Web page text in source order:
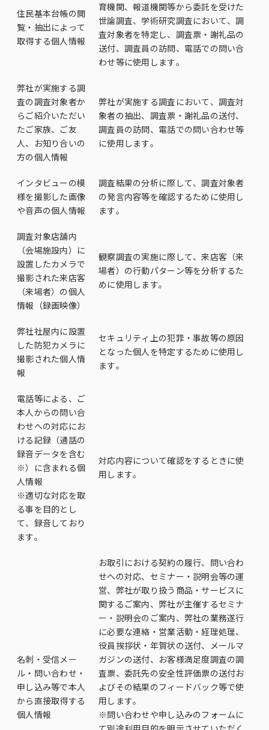
住民基本台帳の閲
覧・抽出によって
取得する個人情報
育機関、報道機関等から委託を受けた
世論調査、学術研究調査において、調
査対象者を特定し、調査票・謝礼品の
送付、調査員の訪問、電話での問い合
わせ等に使用します。
弊社が実施する調
査の調査対象者か
らご紹介いただい
たご家族、ご友
人、お知り合いの
方の個人情報
弊社が実施する調査において、調査対
象者の抽出、調査票・謝礼品の送付、
調査員の訪問、電話での問い合わせ等
に使用します。
インタビューの模
様を撮影した画像
や音声の個人情報
調査結果の分析に際して、調査対象者
の発言内容等を確認するために使用し
ます。
調査対象店舗内
（会場施設内）に
設置したカメラで
撮影された来店客
（来場者）の個人
情報（録画映像）
観察調査の実施に際して、来店客（来
場者）の行動パターン等を分析するた
めに使用します。
弊社社屋内に設置
した防犯カメラに
撮影された個人情
報
セキュリティ上の犯罪・事故等の原因
となった個人を特定するために使用し
ます。
電話等による、ご
本人からの問い合
わせへの対応にお
ける記録（通話の
録音データを含む
※）に含まれる個
人情報
※適切な対応を取
る事を目的とし
て、録音しており
ます。
対応内容について確認をするときに使
用します。
名刺・受信メー
ル・問い合わせ・
申し込み等で本人
から直接取得する
個人情報
お取引における契約の履行、問い合わ
せへの対応、セミナー・説明会等の運
営、弊社が取り扱う商品・サービスに
関するご案内、弊社が主催するセミナ
ー・説明会のご案内、弊社の業務遂行
に必要な連絡・営業活動・経理処理、
役員挨拶状・年賀状の送付、メールマ
ガジンの送付、お客様満足度調査の調
査票、委託先の安全性評価票の送付お
よびその結果のフィードバック等で使
用します。
※問い合わせや申し込みのフォームに